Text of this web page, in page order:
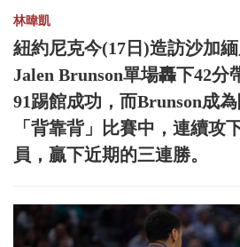
林暐凱
紐約尼克今(17日)造訪沙加
Jalen Brunson單場轟下42分
91踢館成功，而Brunson成
「背靠背」比賽中，連續攻
員，贏下近期的三連勝。